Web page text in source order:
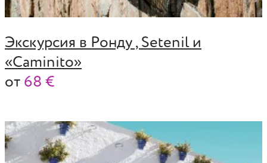
Экскурсия в Ронду , Setenil и
«Caminito»
от 68 €